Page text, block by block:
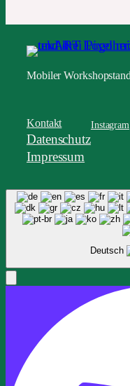
Mobiler
Kontakt
Datenschutz
Impressum
Instagram
Deutsch